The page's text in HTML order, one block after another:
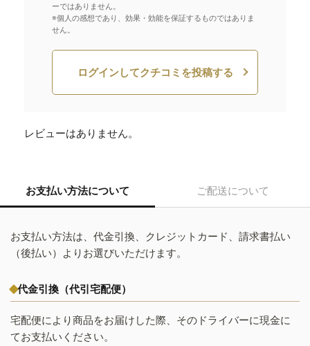
ーではありません。
※個人の感想であり、効果・効能を保証するものではありま
せん。
ログインしてクチコミを投稿する
レビューはありません。
お支払い方法について ご配送について
お支払い方法は、代金引換、クレジットカード、請求書払い
（後払い）よりお選びいただけます。
代金引換（代引宅配便）
宅配便により商品をお届けした際、そのドライバーに現金に
てお支払いください。